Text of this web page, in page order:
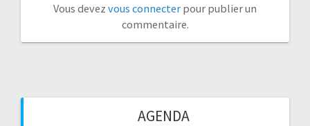
Vous devez vous connecter pour publier un
commentaire.
AGENDA